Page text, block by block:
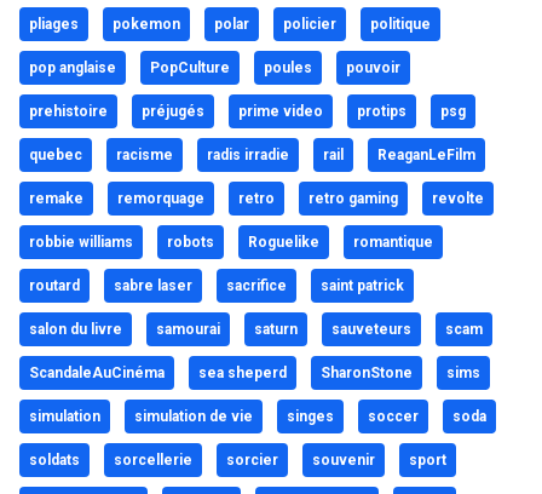
pliages pokemon polar policier politique
pop anglaise PopCulture poules pouvoir
prehistoire préjugés prime video protips psg
quebec racisme radis irradie rail ReaganLeFilm
remake remorquage retro retro gaming revolte
robbie williams robots Roguelike romantique
routard sabre laser sacrifice saint patrick
salon du livre samourai saturn sauveteurs scam
ScandaleAuCinéma sea sheperd SharonStone sims
simulation simulation de vie singes soccer soda
soldats sorcellerie sorcier souvenir sport